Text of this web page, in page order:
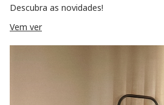
Descubra as novidades!
Vem ver